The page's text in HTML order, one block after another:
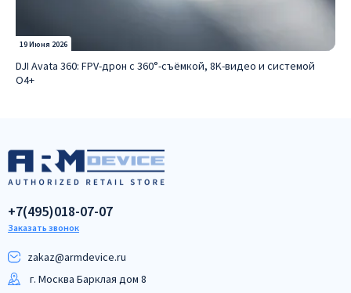
19 Июня 2026
DJI Avata 360: FPV-дрон с 360°-съёмкой, 8K-видео и системой
O4+
+7(495)018-07-07
Заказать звонок
zakaz@armdeviсe.ru
г. Москва Барклая дом 8